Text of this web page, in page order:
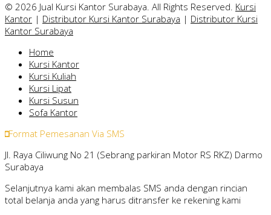
© 2026 Jual Kursi Kantor Surabaya. All Rights Reserved. Kursi
Kantor | Distributor Kursi Kantor Surabaya | Distributor Kursi
Kantor Surabaya
Home
Kursi Kantor
Kursi Kuliah
Kursi Lipat
Kursi Susun
Sofa Kantor
Format Pemesanan Via SMS
Jl. Raya Ciliwung No 21 (Sebrang parkiran Motor RS RKZ) Darmo
Surabaya
Selanjutnya kami akan membalas SMS anda dengan rincian
total belanja anda yang harus ditransfer ke rekening kami